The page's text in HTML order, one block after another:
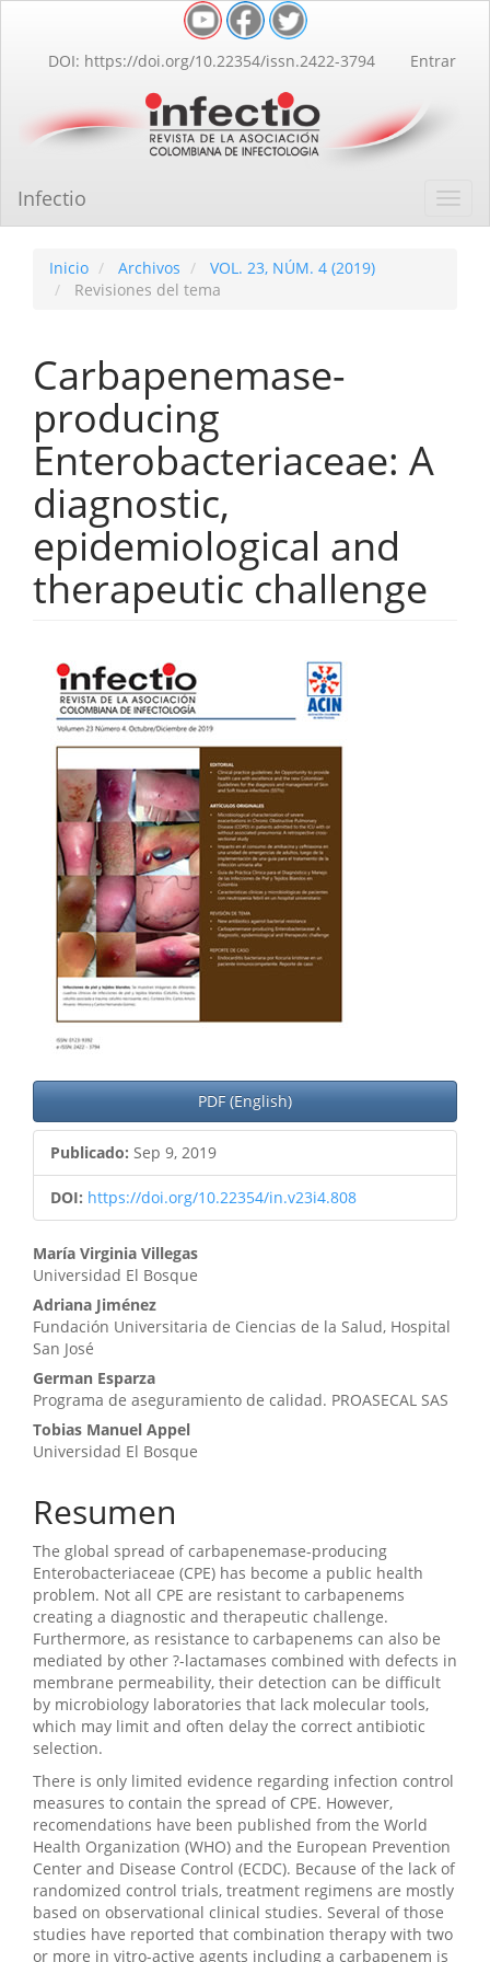
Contenido
principal
lateral
DOI: https://doi.org/10.22354/issn.2422-3794 Entrar
Infectio
Inicio Archivos
VOL. 23, NÚM. 4 (2019)
Revisiones del tema
Carbapenemase-
producing
Enterobacteriaceae: A
diagnostic,
epidemiological and
therapeutic challenge
Barra
lateral
del
artículo
PDF (English)
Publicado: Sep 9, 2019
DOI: https://doi.org/10.22354/in.v23i4.808
Contenido
principal
del
artículo
María Virginia Villegas
Universidad El Bosque
Adriana Jiménez
Fundación Universitaria de Ciencias de la Salud, Hospital
San José
German Esparza
Programa de aseguramiento de calidad. PROASECAL SAS
Tobias Manuel Appel
Universidad El Bosque
Resumen
The global spread of carbapenemase-producing
Enterobacteriaceae (CPE) has become a public health
problem. Not all CPE are resistant to carbapenems
creating a diagnostic and therapeutic challenge.
Furthermore, as resistance to carbapenems can also be
mediated by other ?-lactamases combined with defects in
membrane permeability, their detection can be difficult
by microbiology laboratories that lack molecular tools,
which may limit and often delay the correct antibiotic
selection.
There is only limited evidence regarding infection control
measures to contain the spread of CPE. However,
recomendations have been published from the World
Health Organization (WHO) and the European Prevention
Center and Disease Control (ECDC). Because of the lack of
randomized control trials, treatment regimens are mostly
based on observational clinical studies. Several of those
studies have reported that combination therapy with two
or more in vitro-active agents including a carbapenem is